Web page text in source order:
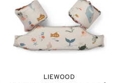
LIEWOOD